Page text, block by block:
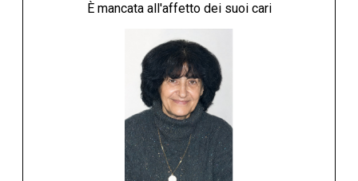
È mancata all'affetto dei suoi cari